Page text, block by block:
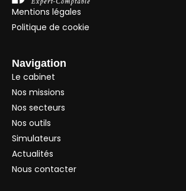
Mentions légales
Politique de cookie
Navigation
Le cabinet
Nos missions
Nos secteurs
Nos outils
Simulateurs
Actualités
Nous contacter